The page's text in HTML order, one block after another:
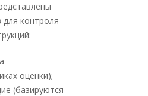
контроля
оценки);
(базируются